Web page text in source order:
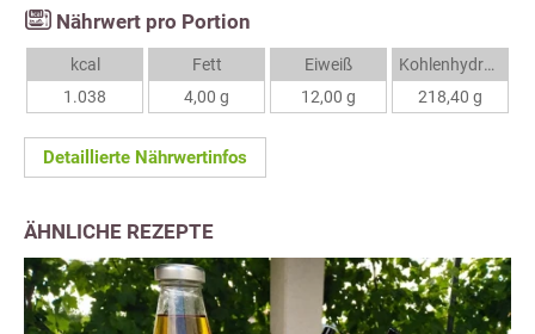
Nährwert pro Portion
kcal
1.038
Fett
4,00 g
Eiweiß
12,00 g
Kohlenhydrate
218,40 g
Detaillierte Nährwertinfos
ÄHNLICHE REZEPTE